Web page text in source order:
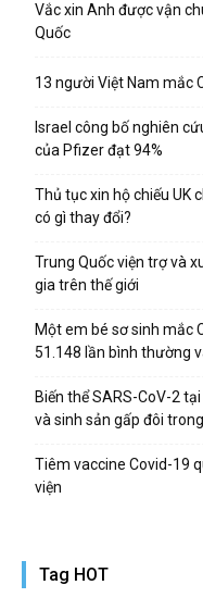
Vắc xin Anh được vận
Quốc
13 người Việt Nam mắc
Israel công bố nghiên
của Pfizer đạt 94%
Thủ tục xin hộ chiếu UK
có gì thay đổi?
Trung Quốc viện trợ và
gia trên thế giới
Một em bé sơ sinh mắc
51.148 lần bình thường
Biến thể SARS-CoV-2
và sinh sản gấp đôi
Tiêm vaccine Covid-19
viện
Tag HOT